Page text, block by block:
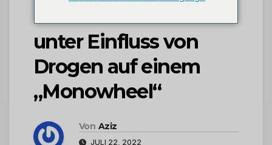
POL-PDMT: Fahren
unter Einfluss von
Drogen auf einem
„Monowheel“
Von Aziz
JULI 22, 2022